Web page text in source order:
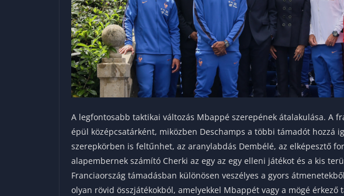
A legfontosabb taktikai változás Mbappé szerepének átalakulása. A
épül középcsatárként, miközben Deschamps a többi támadót hozzá
szerepkörben is feltűnhet, az aranylabdás Dembélé, az elképesztő
alapembernek számító Cherki az egy az egy elleni játékot és a kis
Franciaország támadásban különösen veszélyes a gyors
olyan rövid összjátékokból, amelyekkel Mbappét vagy a mögé